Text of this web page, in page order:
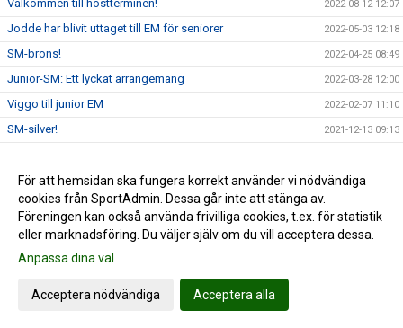
Välkommen till höstterminen! 2022-08-12 12:07
Jodde har blivit uttaget till EM för seniorer 2022-05-03 12:18
SM-brons! 2022-04-25 08:49
Junior-SM: Ett lyckat arrangemang 2022-03-28 12:00
Viggo till junior EM 2022-02-07 11:10
SM-silver! 2021-12-13 09:13
Silver och brons på Kanikowski Cup 2021-11-09 18:34
Välkommen till Aramis! 2021-09-21 15:38
Gå till Webbversion
För att hemsidan ska fungera korrekt använder vi nödvändiga
cookies från SportAdmin. Dessa går inte att stänga av.
Föreningen kan också använda frivilliga cookies, t.ex. för statistik
eller marknadsföring. Du väljer själv om du vill acceptera dessa.
Anpassa dina val
Acceptera nödvändiga Acceptera alla